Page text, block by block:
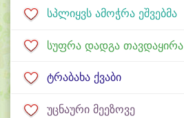
სპლიყვს ამოჭრა ეშვებმა
სუფრა დადგა თავდაყირა
ტრაბახა ქვაბი
უცნაური მეეზოვე